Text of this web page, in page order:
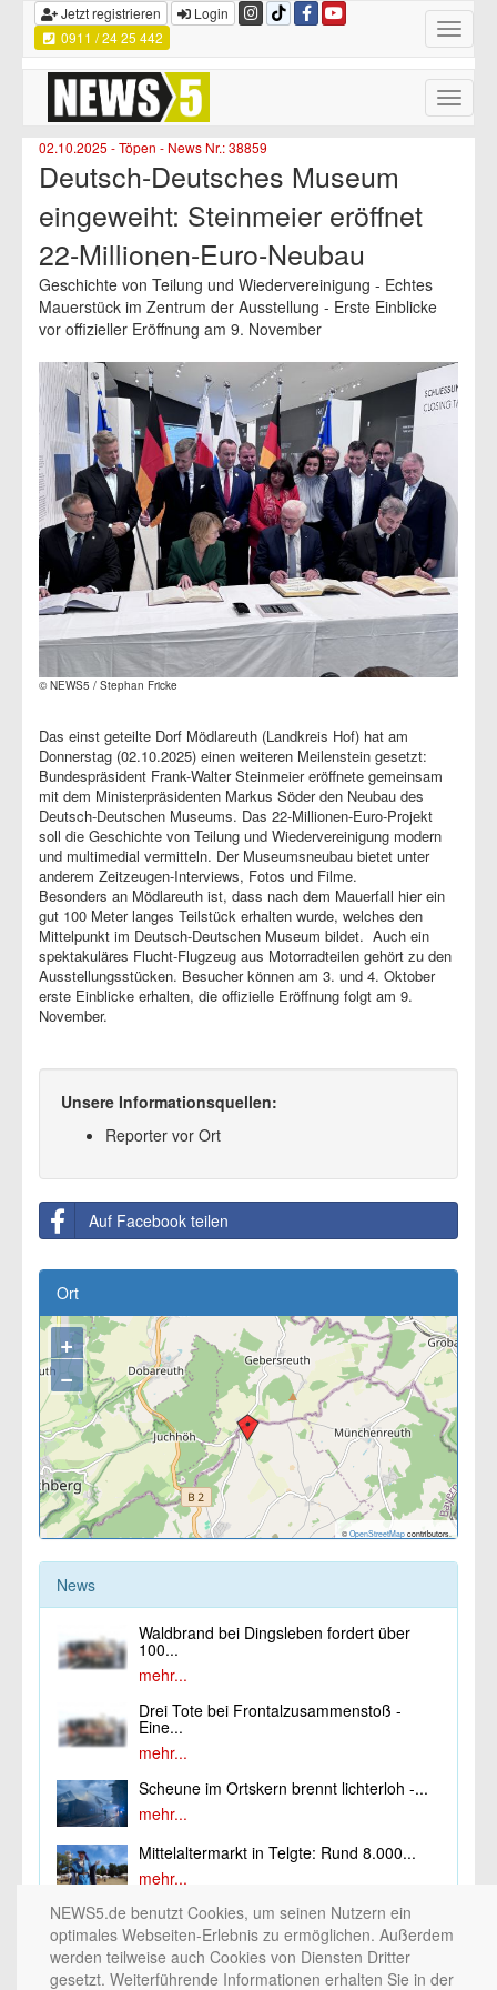
Toggle
Jetzt registrieren
Login
0911 / 24 25 442
Toggle
02.10.2025 - Töpen - News Nr.: 38859
Deutsch-Deutsches Museum
eingeweiht: Steinmeier eröffnet
22-Millionen-Euro-Neubau
Geschichte von Teilung und Wiedervereinigung - Echtes
Mauerstück im Zentrum der Ausstellung - Erste Einblicke
vor offizieller Eröffnung am 9. November
© NEWS5 / Stephan Fricke
Das einst geteilte Dorf Mödlareuth (Landkreis Hof) hat am
Donnerstag (02.10.2025) einen weiteren Meilenstein gesetzt:
Bundespräsident Frank-Walter Steinmeier eröffnete gemeinsam
mit dem Ministerpräsidenten Markus Söder den Neubau des
Deutsch-Deutschen Museums. Das 22-Millionen-Euro-Projekt
soll die Geschichte von Teilung und Wiedervereinigung modern
und multimedial vermitteln. Der Museumsneubau bietet unter
anderem Zeitzeugen-Interviews, Fotos und Filme.
Besonders an Mödlareuth ist, dass nach dem Mauerfall hier ein
gut 100 Meter langes Teilstück erhalten wurde, welches den
Mittelpunkt im Deutsch-Deutschen Museum bildet. Auch ein
spektakuläres Flucht-Flugzeug aus Motorradteilen gehört zu den
Ausstellungsstücken. Besucher können am 3. und 4. Oktober
erste Einblicke erhalten, die offizielle Eröffnung folgt am 9.
November.
Unsere Informationsquellen:
Reporter vor Ort
Auf Facebook teilen
Ort
+
−
© OpenStreetMapcontributors.
News
Waldbrand bei Dingsleben fordert über
100...
mehr...
Drei Tote bei Frontalzusammenstoß -
Eine...
mehr...
Scheune im Ortskern brennt lichterloh -...
mehr...
Mittelaltermarkt in Telgte: Rund 8.000...
mehr...
© 2002 - 2026 by5NETWORK/PICTURE5/ Medienhaus Nürnberg / 10nach8 /
NEWS5.de benutzt Cookies, um seinen Nutzern ein
optimales Webseiten-Erlebnis zu ermöglichen. Außerdem
werden teilweise auch Cookies von Diensten Dritter
gesetzt. Weiterführende Informationen erhalten Sie in der